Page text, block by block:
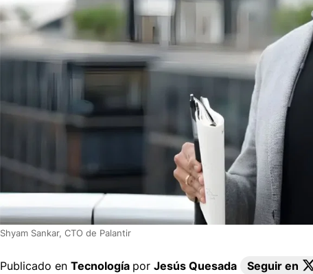
Shyam Sankar, CTO de Palantir
Publicado en Tecnología por Jesús Quesada
Seguir en